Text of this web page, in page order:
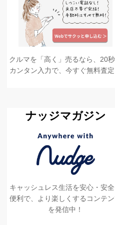
クルマを「高く」売るなら、20
カンタン入力で、今すぐ無料査定
ナッジマガジン
キャッシュレス生活を安心・安全
便利で、より楽しくするコンテ
を発信中！